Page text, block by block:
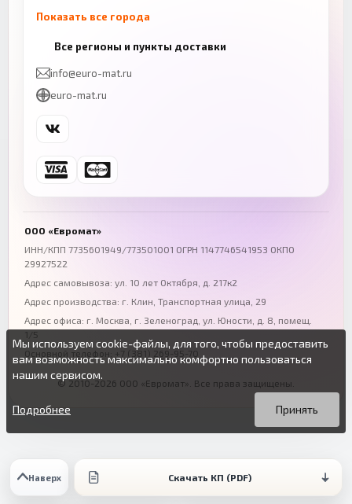
Наверх Скачать КП (PDF)
Показать все города
+7 (843) 206-01-30
Челябинск
+7 (343) 300-99-67
Ростов-на-Дону
+7 (863) 333-50-75
Волгоград
+7 (844) 261-36-12
Омск
Все регионы и пункты доставки
info@euro-mat.ru
euro-mat.ru
ООО «Евромат»
ИНН/КПП 7735601949/773501001 ОГРН 1147746541953 ОКПО
29927522
Адрес самовывоза: ул. 10 лет Октября, д. 217к2
Адрес производства: г. Клин, Транспортная улица, 29
Адрес офиса: г. Москва, г. Зеленоград ул. Юности, д. 8, помещ.
1/5
Основной телефон:
+7 (381) 269-95-70
© 2010-2026 ООО «Евромат». Все права защищены.
Мы используем cookie-файлы, для того, чтобы предоставить
вам возможность максимально комфортно пользоваться
нашим сервисом.
Вы можете подробнее прочитать о cookie-файлах в открытых
источниках или изменить настройки своего браузера.
Продолжая пользоваться данным сайтом без изменения
настроек вы даете согласие на использование ваших cookie-
Принять
Подробнее